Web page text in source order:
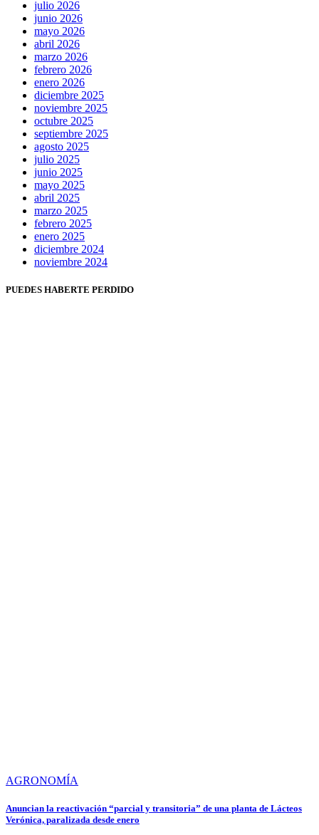
julio 2026
junio 2026
mayo 2026
abril 2026
marzo 2026
febrero 2026
enero 2026
diciembre 2025
noviembre 2025
octubre 2025
septiembre 2025
agosto 2025
julio 2025
junio 2025
mayo 2025
abril 2025
marzo 2025
febrero 2025
enero 2025
diciembre 2024
noviembre 2024
PUEDES HABERTE PERDIDO
AGRONOMÍA
Anuncian la reactivación “parcial y transitoria” de una planta de Lácteos
Verónica, paralizada desde enero